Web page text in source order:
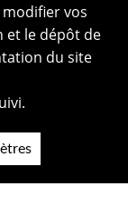
vos
et le dépôt de
du site